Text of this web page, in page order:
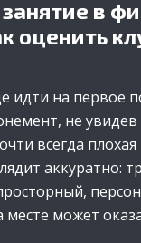
в
оценить
идти на первое
не увидев
всегда плохая
аккуратно:
месте может